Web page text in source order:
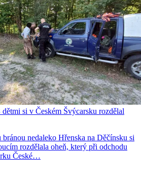
si v Českém Švýcarsku rozdělal
nedaleko Hřenska na Děčínsku si
rozdělala oheň, který při odchodu
České…